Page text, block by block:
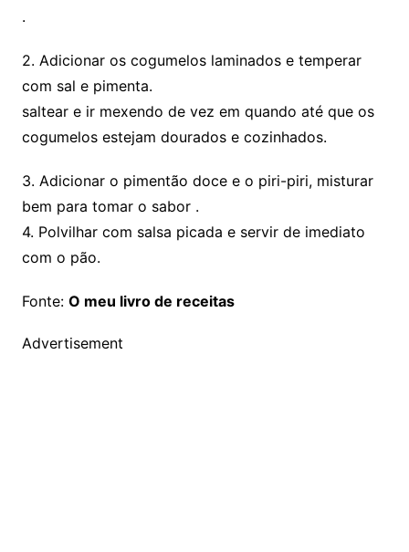
.
2. Adicionar os cogumelos laminados e temperar
com sal e pimenta.
saltear e ir mexendo de vez em quando até que os
cogumelos estejam dourados e cozinhados.
3. Adicionar o pimentão doce e o piri-piri, misturar
bem para tomar o sabor .
4. Polvilhar com salsa picada e servir de imediato
com o pão.
Fonte: O meu livro de receitas
Advertisement